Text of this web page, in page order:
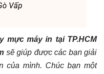
Vấp
mực máy in tại TP.HCM
sẽ giúp được các bạn giải
của mình. Chúc bạn một